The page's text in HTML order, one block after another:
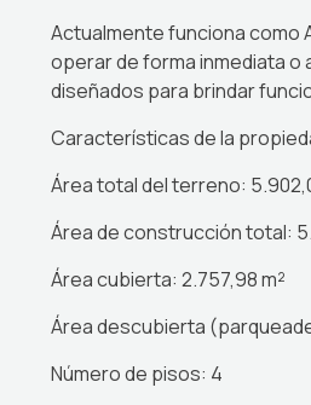
Actualmente funciona como
operar de forma inmediata
diseñados para brindar
Características de la
Área total del terreno:
Área de construcción total:
Área cubierta: 2.757,98 m²
Área descubierta
Número de pisos: 4